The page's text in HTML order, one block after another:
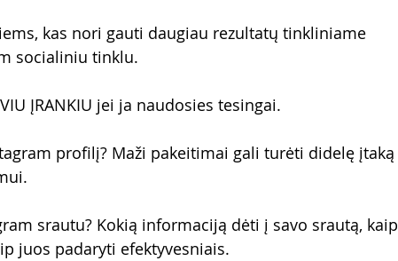
kas nori gauti daugiau rezultatų tinkliniame
socialiniu tinklu.
ĮRANKIU jei ja naudosies tesingai.
profilį? Maži pakeitimai gali turėti didelę įtaką
srautu? Kokią informaciją dėti į savo srautą, kaip
juos padaryti efektyvesniais.